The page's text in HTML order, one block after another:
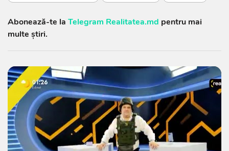
Abonează-te la Telegram Realitatea.md pentru mai
multe știri.